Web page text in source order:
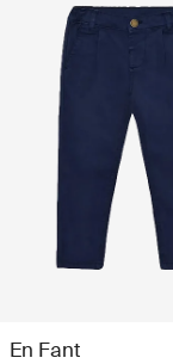
En Fant